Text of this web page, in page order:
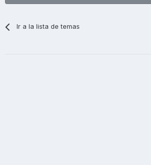
Ir a la lista de temas